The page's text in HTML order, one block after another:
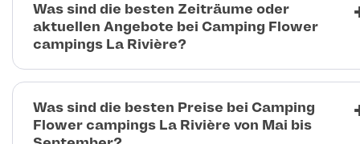
Was sind die besten Zeiträume oder
aktuellen Angebote bei Camping Flower
campings La Rivière?
Was sind die besten Preise bei Camping
Flower campings La Rivière von Mai bis